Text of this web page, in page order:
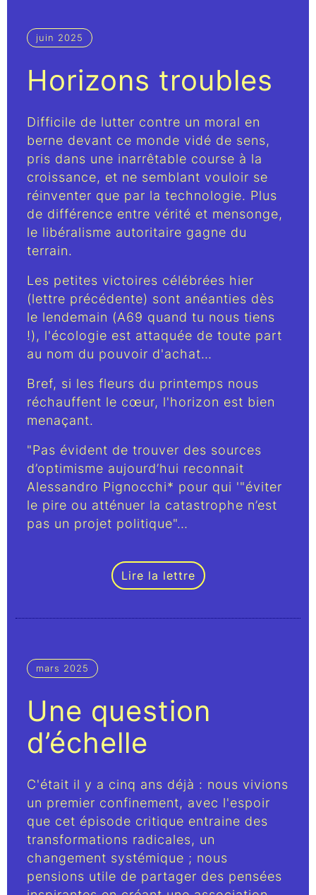
juin 2025
Horizons troubles
Difficile de lutter contre un moral en
berne devant ce monde vidé de sens,
pris dans une inarrêtable course à la
croissance, et ne semblant vouloir se
réinventer que par la technologie. Plus
de différence entre vérité et mensonge,
le libéralisme autoritaire gagne du
terrain.
Les petites victoires célébrées hier
(lettre précédente) sont anéanties dès
le lendemain (A69 quand tu nous tiens
!), l'écologie est attaquée de toute part
au nom du pouvoir d'achat…
Bref, si les fleurs du printemps nous
réchauffent le cœur, l'horizon est bien
menaçant.
"Pas évident de trouver des sources
d’optimisme aujourd’hui reconnait
Alessandro Pignocchi* pour qui '"éviter
le pire ou atténuer la catastrophe n’est
pas un projet politique"…
Lire la lettre
mars 2025
Une question
d’échelle
C'était il y a cinq ans déjà : nous vivions
un premier confinement, avec l'espoir
que cet épisode critique entraine des
transformations radicales, un
changement systémique ; nous
pensions utile de partager des pensées